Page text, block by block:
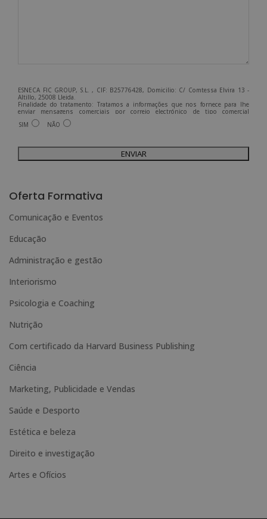
ESNECA FIC GROUP, S.L. , CIF: B25776428, Domicilio: C/ Comtessa Elvira 13 -
Altillo, 25008 Lleida.
Finalidade do tratamento: Tratamos a informações que nos fornece para lhe
enviar mensagens comerciais por correio electrónico de tipo comercial
relacionadas com os produtos oferecidos e outros produtos que possam ser do
seu interesse.
contactando-nos para o endereço admin@grupoesneca.com.
Para mais informações, consulte a nossa Política de Privacidade.
Deseja receber informação comercial (por telefone e/ou correio electrónico):
SIM NÃO
e
r
n
i
v
e
Oferta Formativa
Comunicação e Eventos
Educação
Administração e gestão
Interiorismo
Psicologia e Coaching
Nutrição
Com certificado da Harvard Business Publishing
Ciência
Marketing, Publicidade e Vendas
Saúde e Desporto
Estética e beleza
Direito e investigação
Artes e Ofícios